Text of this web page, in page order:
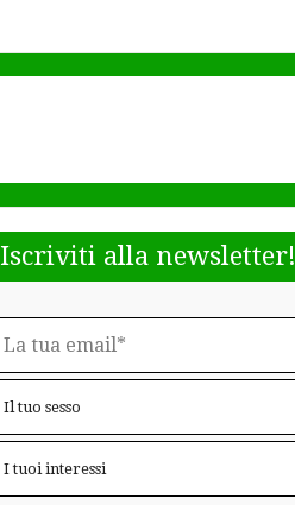
Iscriviti alla newsletter!